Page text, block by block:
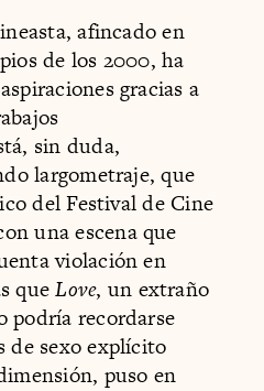
afincado en
de los 2000, ha
gracias a
sin duda,
largometraje, que
del Festival de Cine
una escena que
violación en
queLove, un extraño
podría recordarse
de sexo explícito
puso en